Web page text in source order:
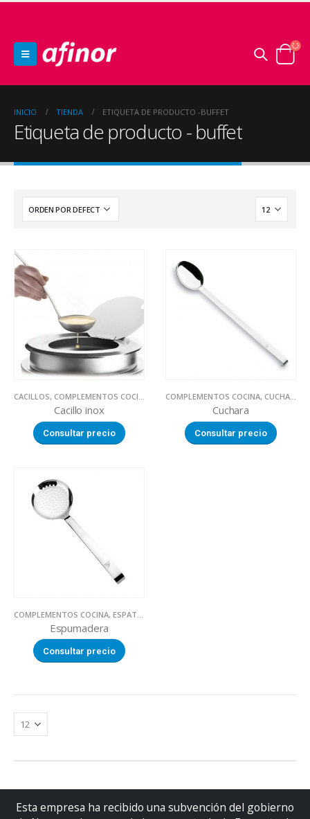
INICIO TIENDA ETIQUETA DE PRODUCTO -BUFFET
Etiqueta de producto - buffet
CACILLOS, COMPLEMENTOS COCINA UTILLAJE
Cacillo inox
Consultar precio
COMPLEMENTOS COCINA, CUCHARAS
Cuchara
Consultar precio
COMPLEMENTOS COCINA, ESPATULAS
Espumadera
Consultar precio
Esta empresa ha recibido una subvención del gobierno